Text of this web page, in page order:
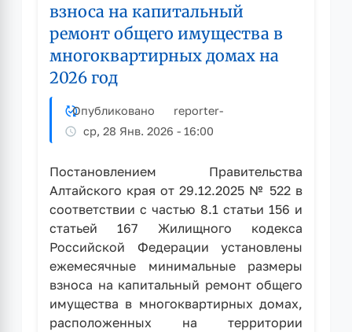
взноса на капитальный
ремонт общего имущества в
многоквартирных домах на
2026 год
Опубликовано reporter-
ср, 28 Янв. 2026 - 16:00
Постановлением Правительства
Алтайского края от 29.12.2025 № 522 в
соответствии с частью 8.1 статьи 156 и
статьей 167 Жилищного кодекса
Российской Федерации установлены
ежемесячные минимальные размеры
взноса на капитальный ремонт общего
имущества в многоквартирных домах,
расположенных на территории